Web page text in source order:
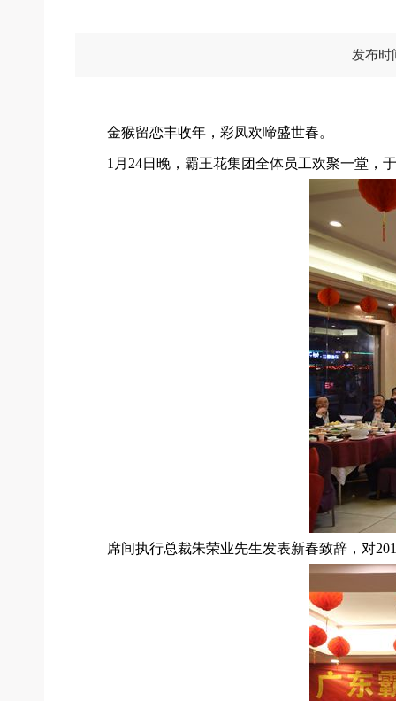
发布时
金猴留恋丰收年，彩凤欢啼盛世春。
1月24日晚，霸王花集团全体员工欢聚一堂，
席间执行总裁朱荣业先生发表新春致辞，对